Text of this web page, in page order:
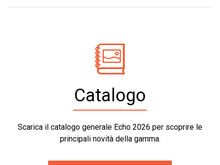
Catalogo
Scarica il catalogo generale Echo 2026 per scoprire le
principali novità della gamma.